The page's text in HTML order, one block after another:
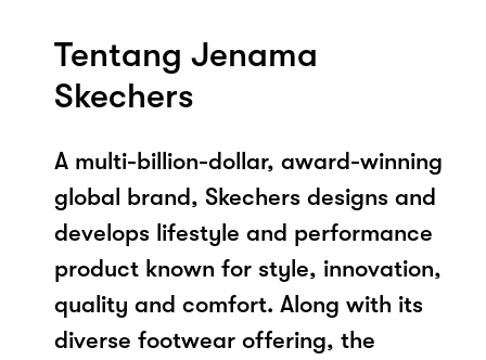
Tentang Jenama
Skechers
A multi-billion-dollar, award-winning
global brand, Skechers designs and
develops lifestyle and performance
product known for style, innovation,
quality and comfort. Along with its
diverse footwear offering, the